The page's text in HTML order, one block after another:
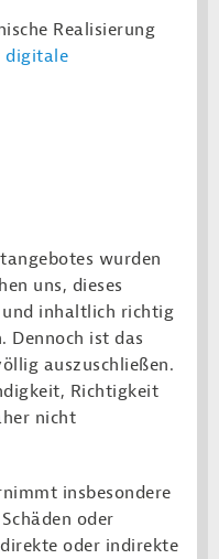
Realisierung
digitale
wurden
uns, dieses
inhaltlich richtig
Dennoch ist das
auszuschließen.
Richtigkeit
nicht
insbesondere
oder
oder indirekte